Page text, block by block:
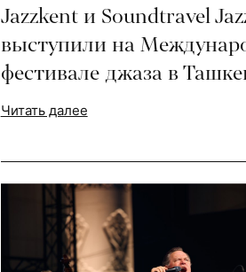
Jazzkent и Soundtravel
выступили на
фестивале джаза в
Читать далее